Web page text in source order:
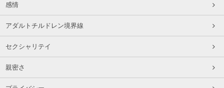
感情
アダルトチルドレン境界線
セクシャリテイ
親密さ